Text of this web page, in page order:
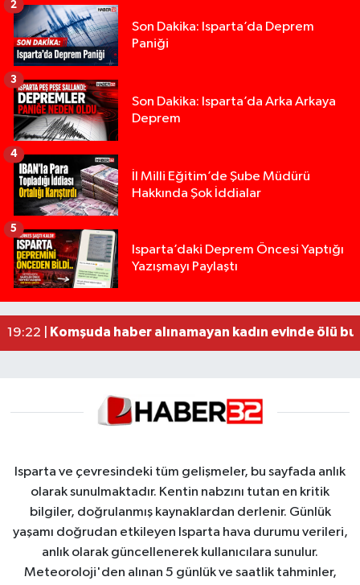
Son Dakika: Isparta’da Deprem
Paniği
2
Son Dakika: Isparta’da Arka Arkaya
Deprem
3
İl Milli Eğitim’de Şube Müdürü
Hakkında Şok İddialar
4
Isparta’daki Deprem Öncesi Yaptığı
Yazışmayı Paylaştı
5
13:00 |Yığılca'da kardeşler arasındaki silahlı kavgada
12:48 |Tur teknesi çalışanlarının birbirine girdiği kavga
02:26 |MOTOSİKLETLE ÇARPIŞAN OTOMOBİL GÜL
19:22 |
Komşuda haber alınamayan kadın evinde ölü
Isparta ve çevresindeki tüm gelişmeler, bu sayfada anlık
olarak sunulmaktadır. Kentin nabzını tutan en kritik
bilgiler, doğrulanmış kaynaklardan derlenir. Günlük
yaşamı doğrudan etkileyen Isparta hava durumu verileri,
anlık olarak güncellenerek kullanıcılara sunulur.
Meteoroloji'den alınan 5 günlük ve saatlik tahminler,